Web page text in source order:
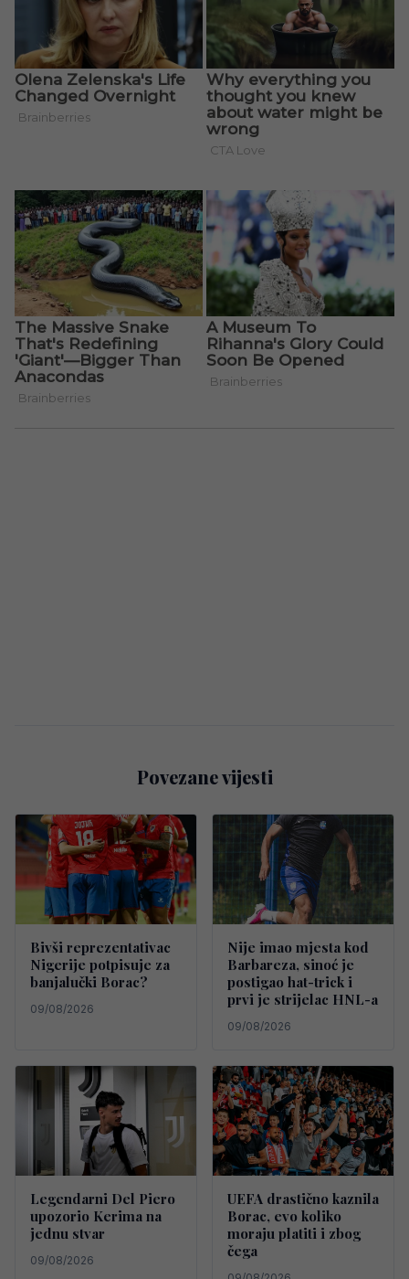
Povezane vijesti
Bivši reprezentativac
Nigerije potpisuje za
banjalučki Borac?
09/08/2026
Nije imao mjesta kod
Barbareza, sinoć je
postigao hat-trick i
prvi je strijelac HNL-a
09/08/2026
Legendarni Del Piero
upozorio Kerima na
jednu stvar
09/08/2026
UEFA drastično kaznila
Borac, evo koliko
moraju platiti i zbog
čega